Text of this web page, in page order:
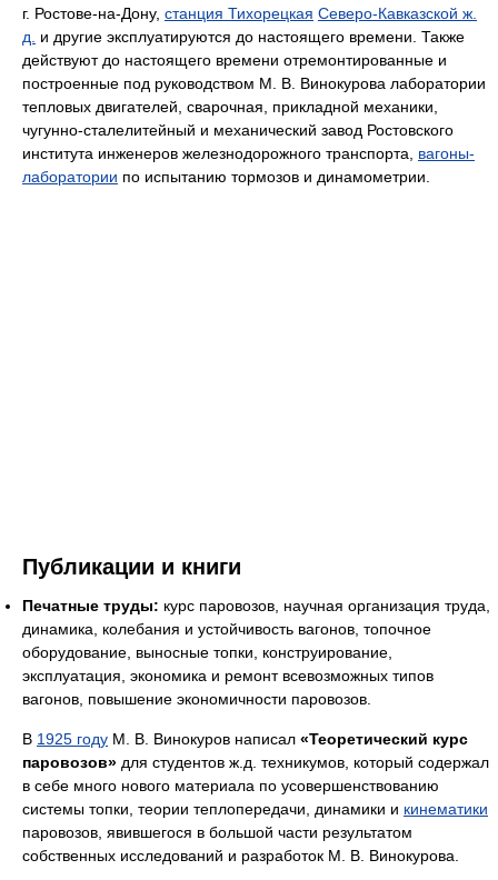
г. Ростове-на-Дону, станция Тихорецкая Северо-Кавказской ж.
д.
и другие эксплуатируются до настоящего времени. Также
действуют до настоящего времени отремонтированные и
построенные под руководством М. В. Винокурова лаборатории
тепловых двигателей, сварочная, прикладной механики,
чугунно-сталелитейный и механический завод Ростовского
института инженеров железнодорожного транспорта, вагоны-
лаборатории по испытанию тормозов и динамометрии.
Публикации и книги
Печатные труды: курс паровозов, научная организация труда,
динамика, колебания и устойчивость вагонов, топочное
оборудование, выносные топки, конструирование,
эксплуатация, экономика и ремонт всевозможных типов
вагонов, повышение экономичности паровозов.
В 1925 году М. В. Винокуров написал «Теоретический курс
паровозов» для студентов ж.д. техникумов, который содержал
в себе много нового материала по усовершенствованию
системы топки, теории теплопередачи, динамики и кинематики
паровозов, явившегося в большой части результатом
собственных исследований и разработок М. В. Винокурова.